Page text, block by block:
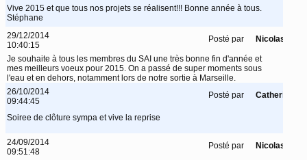
Vive 2015 et que tous nos projets se réalisent!!! Bonne année à tous.
Stéphane
29/12/2014
10:40:15
Posté par Nicolas
Je souhaite à tous les membres du SAI une très bonne fin d'année et
mes meilleurs voeux pour 2015. On a passé de super moments sous
l'eau et en dehors, notamment lors de notre sortie à Marseille.
26/10/2014
09:44:45
Posté par Catherine
Soiree de clôture sympa et vive la reprise
24/09/2014
09:51:48
Posté par Nicolas